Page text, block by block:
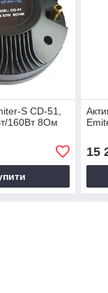
S CD-51,
160Вт 8Ом
15